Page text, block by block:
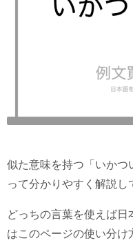
似た意味を持つ「いかつ
って分かりやすく解説し
どっちの言葉を使えば
はこのページの使い分け